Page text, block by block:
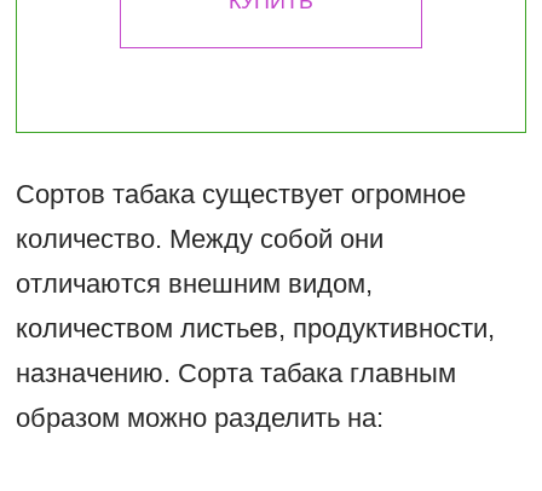
Сортов табака существует огромное
количество. Между собой они
отличаются внешним видом,
количеством листьев, продуктивности,
назначению. Сорта табака главным
образом можно разделить на: